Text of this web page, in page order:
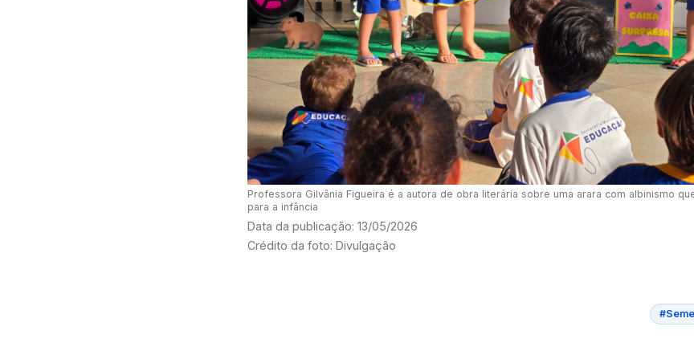
Professora Gilvânia Figueira é a autora de obra literária sobre uma arara com albinismo
para a infância
Data da publicação: 13/05/2026
Crédito da foto: Divulgação